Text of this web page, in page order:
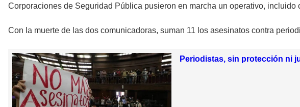
Corporaciones de Seguridad Pública pusieron en marcha un operativo,
Con la muerte de las dos comunicadoras, suman 11 los asesinatos contra
Periodistas, sin protección ni